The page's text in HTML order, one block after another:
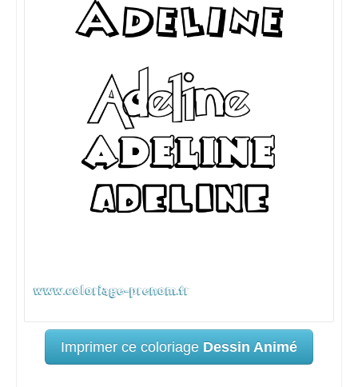
Imprimer ce coloriage Dessin Animé